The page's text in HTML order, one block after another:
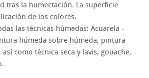
tras la humectación. La superficie
de los colores.
las técnicas húmedas: Acuarela -
húmeda sobre húmeda, pintura
como técnica seca y lavis, gouache,